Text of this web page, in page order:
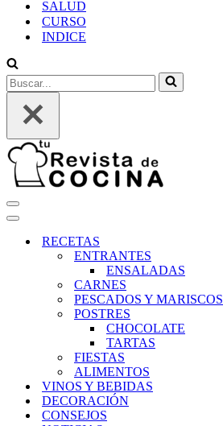
SALUD
CURSO
INDICE
Buscar...
Menú
de
Menú
navegaciónRECETAS
ENTRANTES
ENSALADAS
CARNES
PESCADOS Y MARISCOS
POSTRES
CHOCOLATE
TARTAS
FIESTAS
ALIMENTOS
VINOS Y BEBIDAS
DECORACIÓN
CONSEJOS